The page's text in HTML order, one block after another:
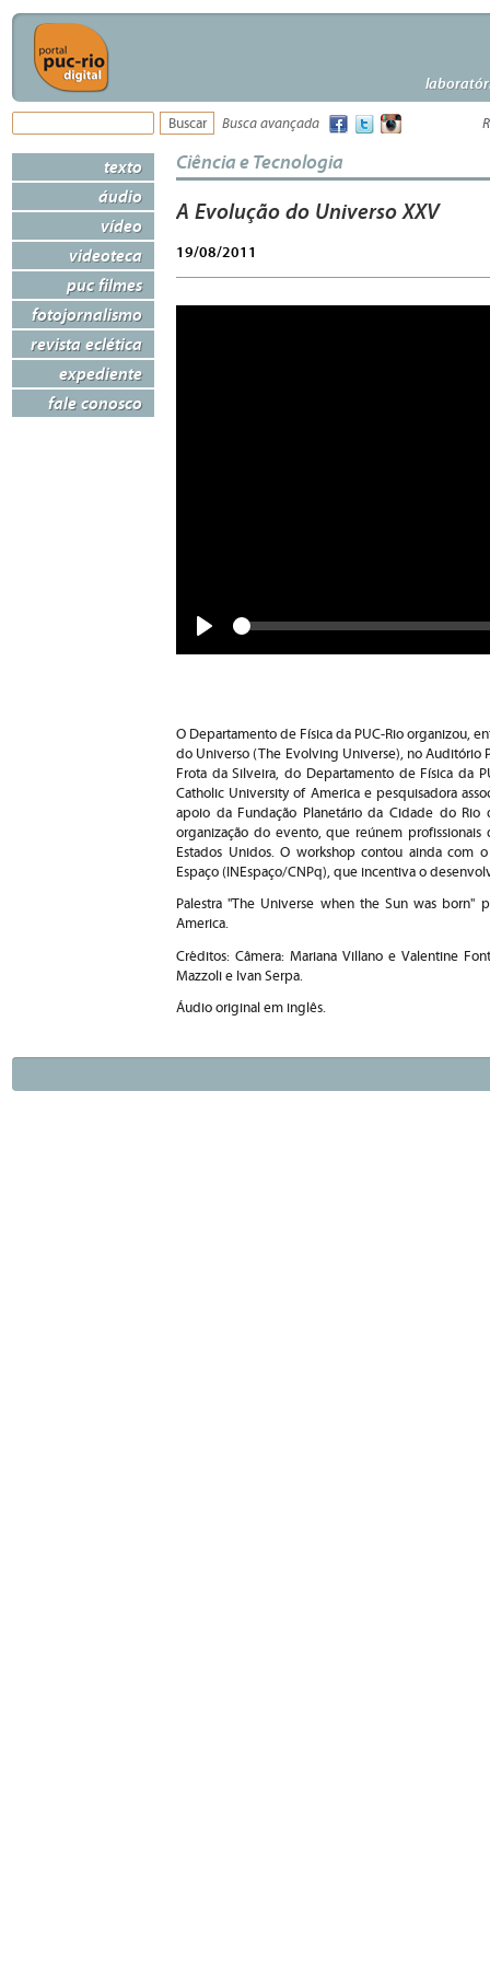
Busca avançada
texto
áudio
vídeo
videoteca
puc filmes
fotojornalismo
revista eclética
expediente
fale conosco
Ciência e Tecnologia
A Evolução do Universo XXV
19/08/2011
Seek
O Departamento de Física da PUC-Rio organizou,
do Universo (The Evolving Universe), no Auditório
Frota da Silveira, do Departamento de Física da
Catholic University of America e pesquisadora
apoio da Fundação Planetário da Cidade do
organização do evento, que reúnem profissionais
Estados Unidos. O workshop contou ainda com
Espaço (INEspaço/CNPq), que incentiva o
Palestra "The Universe when the Sun was born"
America.
Créditos: Câmera: Mariana Villano e Valentine
Mazzoli e Ivan Serpa.
Áudio original em inglês.